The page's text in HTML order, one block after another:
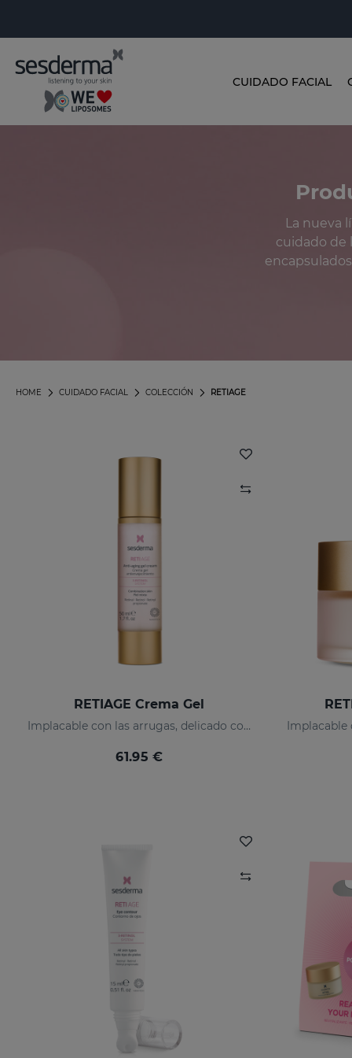
CUIDADO FACIAL
La nueva
cuidado de
RETIAGE
COLECCIÓN
CUIDADO FACIAL
HOME
RETIAGE Crema Gel
Implacable con las arrugas, delicado con tu piel
61.95 €